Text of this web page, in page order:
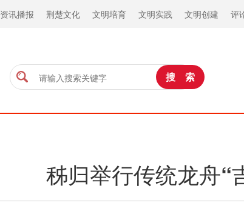
资讯播报 荆楚文化 文明培育 文明实践 文明创建 评
秭归举行传统龙舟“